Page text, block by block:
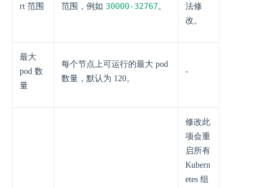
rt 范围
范围，例如 30000-32767。
法修
改。
最大
pod 数
量
每个节点上可运行的最大 pod
数量，默认为 120。
-
修改此
项会重
启所有
Kubern
etes 组